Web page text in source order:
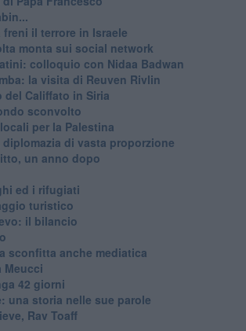
il terrore in Israele
monta sui social network
colloquio con Nidaa Badwan
la visita di Reuven Rivlin
del Califfato in Siria
sconvolto
per la Palestina
di vasta proporzione
un anno dopo
ed i rifugiati
turistico
il bilancio
sconfitta anche mediatica
Meucci
42 giorni
una storia nelle sue parole
Rav Toaff